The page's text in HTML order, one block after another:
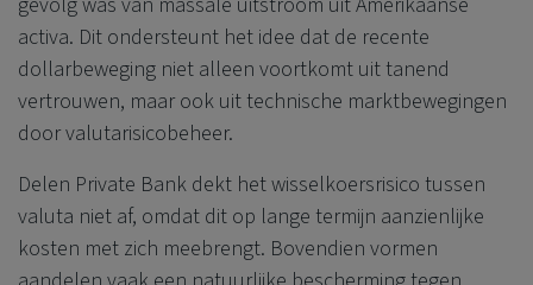
activa. Dit ondersteunt het idee dat de recente
dollarbeweging niet alleen voortkomt uit tanend
vertrouwen, maar ook uit technische marktbewegingen
door valutarisicobeheer.
Delen Private Bank dekt het wisselkoersrisico tussen
valuta niet af, omdat dit op lange termijn aanzienlijke
kosten met zich meebrengt. Bovendien vormen